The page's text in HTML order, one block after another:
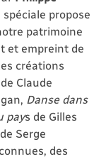
spéciale propose
patrimoine
et empreint de
créations
Claude
Danse dans
pays de Gilles
Serge
des